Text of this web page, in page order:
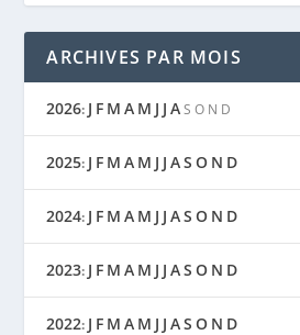
ARCHIVES PAR MOIS
2026: J F M A M J J A S O N D
2025: J F M A M J J AS O N D
2024: J F M A M J J AS O N D
2023: J F M A M J J AS O N D
2022: J F M A M J J AS O N D